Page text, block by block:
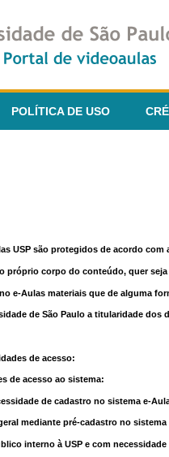
POLÍTICA DE USO
USP são protegidos de acordo com
próprio corpo do conteúdo, quer
e-Aulas materiais que de alguma
de São Paulo a titularidade
de acesso:
de acesso ao sistema:
de cadastro no sistema e-
mediante pré-cadastro no sistema
interno à USP e com